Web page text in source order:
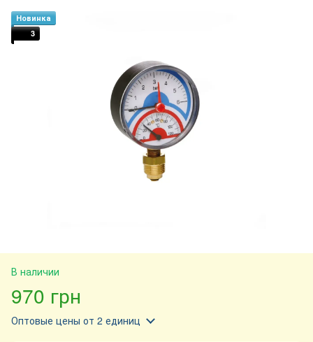
Новинка
3
В наличии
970 грн
Оптовые цены от 2 единиц